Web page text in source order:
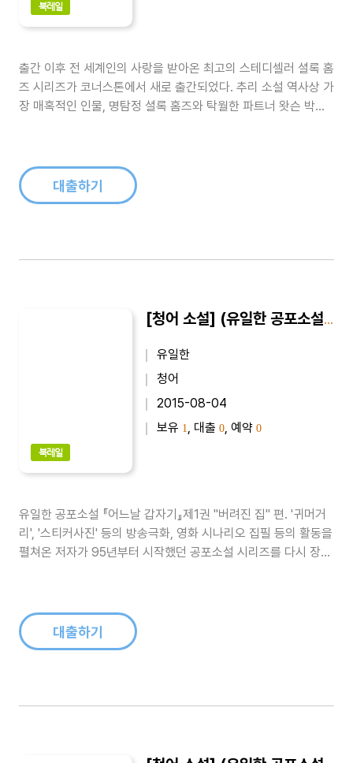
북레일
출간 이후 전 세계인의 사랑을 받아온 최고의 스테디셀러 셜록 홈
즈 시리즈가 코너스톤에서 새로 출간되었다. 추리 소설 역사상 가
장 매혹적인 인물, 명탐정 셜록 홈즈와 탁월한 파트너 왓슨 박사
를 압도한다.코난 도일은 전편 《그의 마지막 인사》를 통해 셜록
홈즈의 은퇴 ..
대출하기
북레일
[청어 소설] (유일한 공포소설) 어느날 갑자기 1 : 버려진 집
유일한
청어
2015-08-04
보유 1, 대출 0, 예약 0
유일한 공포소설 『어느날 갑자기』제1권 "버려진 집" 편. '귀머거
리', '스티커사진' 등의 방송극화, 영화 시나리오 집필 등의 활동을
펼쳐온 저자가 95년부터 시작했던 공포소설 시리즈를 다시 장편
분을 고쳐서 다시 펴낸 것이다. 이전에 나왔던 책의 구성을 중편
과 장편..대출하기